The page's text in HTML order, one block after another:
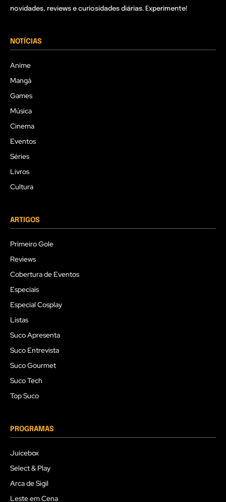
novidades, reviews e curiosidades diárias. Experimente!
NOTÍCIAS
Anime
Mangá
Games
Música
Cinema
Eventos
Séries
Livros
Cultura
ARTIGOS
Primeiro Gole
Reviews
Cobertura de Eventos
Especiais
Especial Cosplay
Listas
Suco Apresenta
Suco Entrevista
Suco Gourmet
Suco Tech
Top Suco
PROGRAMAS
Juicebox
Select & Play
Arca de Sigil
Leste em Cena